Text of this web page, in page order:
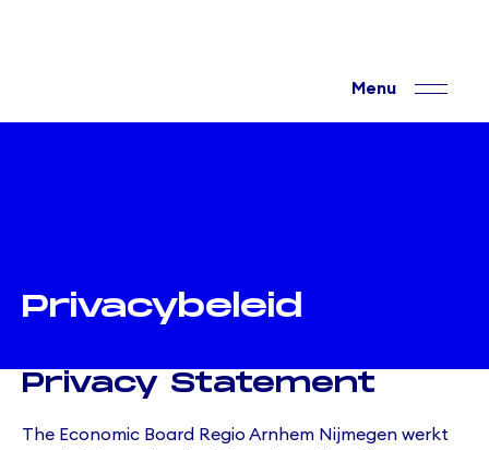
Privacybeleid
Privacy Statement
The Economic Board Regio Arnhem Nijmegen werkt